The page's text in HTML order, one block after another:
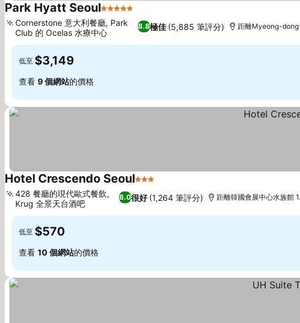
Park Hyatt Seoul5 星級
8.8極佳 (5,885 筆評分)
Cornerstone 意大利餐廳, Park
Club 的 Ocelas 水療中心
距離Myeong-dong
低至 $3,149
查看 9 個網站的價格
Hotel Crescendo Seoul3 星級
8.0很好 (1,264 筆評分)
428 餐廳的現代歐式餐飲,
Krug 全景天台酒吧
距離韓國會展中心水族館
低至 $570
查看 10 個網站的價格